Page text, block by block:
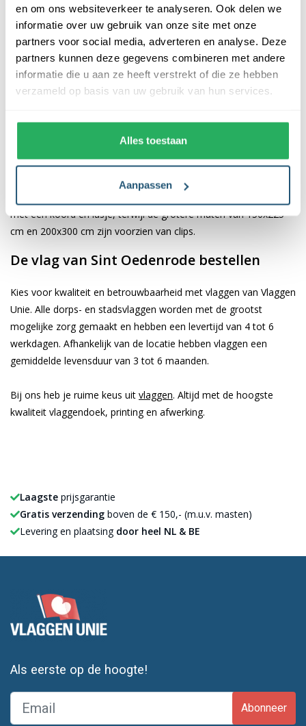
en om ons websiteverkeer te analyseren. Ook delen we
informatie over uw gebruik van onze site met onze
partners voor social media, adverteren en analyse. Deze
partners kunnen deze gegevens combineren met andere
informatie die u aan ze heeft verstrekt of die ze hebben
verzameld op basis van uw gebruik van hun services.
Alles toestaan
Aanpassen
De afwerking van onze vlaggen is van hoge kwaliteit. Ze zijn
voorzien van een sterke kopband en een dubbele stiknaad, wat
bijdraagt aan hun duurzaamheid en stevigheid. Wij bieden de
vlag vanSint Oedenrode aan in verschillende afmetingen,
namelijk 40x60 cm, 70x100 cm, 100x150 cm, 150x225 cm en
Afhankelijk van de afmetingen die je kiest, worden de vlaggen
voorzien van verschillende bevestigingsmogelijkheden. De
met een koord en lusje, terwijl de grotere maten van 150x225
cm en 200x300 cm zijn voorzien van clips.
De vlag van Sint Oedenrode bestellen
Kies voor kwaliteit en betrouwbaarheid met vlaggen van Vlaggen
Unie. Alle dorps- en stadsvlaggen worden met de grootst
mogelijke zorg gemaakt en hebben een levertijd van 4 tot 6
werkdagen. Afhankelijk van de locatie hebben vlaggen een
gemiddelde levensduur van 3 tot 6 maanden.
Bij ons heb je ruime keus uit vlaggen. Altijd met de hoogste
kwaliteit vlaggendoek, printing en afwerking.
Laagste prijsgarantie
Gratis verzending boven de € 150,- (m.u.v. masten)
Levering en plaatsing door heel NL & BE
Als eerste op de hoogte!
Abonneer